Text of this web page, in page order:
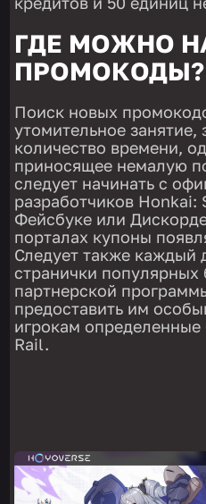
ГДЕ МОЖНО
ПРОМОКОДЫ?
Поиск новых
утомительное
количество времени,
приносящее немалую
следует начинать с
разработчиков Honkai:
Фейсбуке или
порталах купоны
Следует также каждый
странички популярных
партнерской
предоставить им
игрокам
Rail.